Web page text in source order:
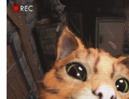
日本モバイル
日本のモバイルゲ
ルを網羅するほか
解説を掲載。約20
若ゲのいたり
『うつヌケ』『ペ
一先生によるゲー